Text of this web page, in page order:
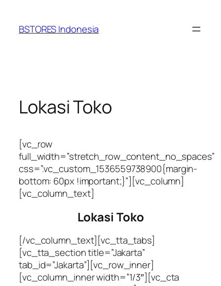
konten
BSTORES Indonesia
Lokasi Toko
[vc_row
full_width=”stretch_row_content_no_spaces”
css=”.vc_custom_1536559738900{margin-
bottom: 60px !important;}”][vc_column]
[vc_column_text]
Lokasi Toko
[/vc_column_text][vc_tta_tabs]
[vc_tta_section title=”Jakarta”
tab_id=”Jakarta”][vc_row_inner]
[vc_column_inner width=”1/3″][vc_cta